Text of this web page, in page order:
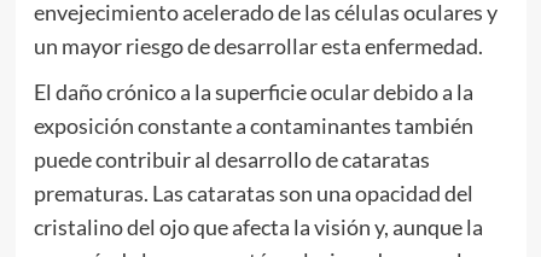
envejecimiento acelerado de las células oculares y
un mayor riesgo de desarrollar esta enfermedad.
El daño crónico a la superficie ocular debido a la
exposición constante a contaminantes también
puede contribuir al desarrollo de cataratas
prematuras. Las cataratas son una opacidad del
cristalino del ojo que afecta la visión y, aunque la